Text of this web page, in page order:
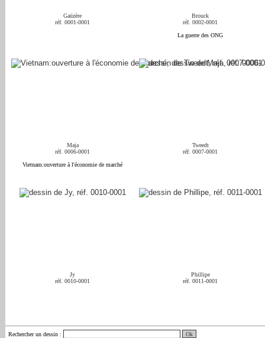
Gaüzère
réf. 0001-0001
Brouck
réf. 0002-0001
La guerre des ONG
Maja
réf. 0006-0001
Vietnam:ouverture à l'économie de marché
Tweedt
réf. 0007-0001
Jy
réf. 0010-0001
Phillipe
réf. 0011-0001
Rechercher un dessin :